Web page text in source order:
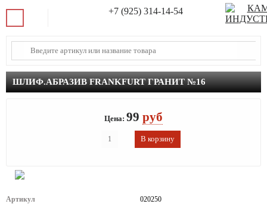
+7 (925) 314-14-54
ШЛИФ.АБРАЗИВ FRANKFURT ГРАНИТ №16
Артикул 020250
Цена: 99 руб